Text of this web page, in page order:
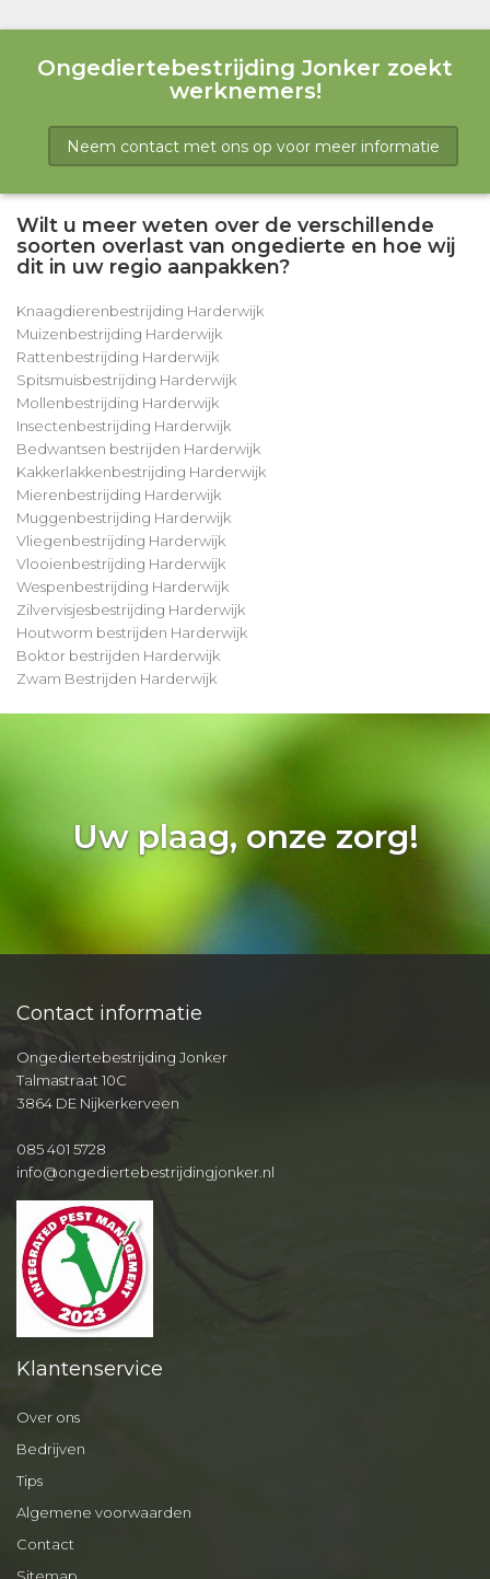
Ongediertebestrijding Jonker zoekt
werknemers!
Neem contact met ons op voor meer informatie
Wilt u meer weten over de verschillende
soorten overlast van ongedierte en hoe wij
dit in uw regio aanpakken?
Knaagdierenbestrijding Harderwijk
Muizenbestrijding Harderwijk
Rattenbestrijding Harderwijk
Spitsmuisbestrijding Harderwijk
Mollenbestrijding Harderwijk
Insectenbestrijding Harderwijk
Bedwantsen bestrijden Harderwijk
Kakkerlakkenbestrijding Harderwijk
Mierenbestrijding Harderwijk
Muggenbestrijding Harderwijk
Vliegenbestrijding Harderwijk
Vlooienbestrijding Harderwijk
Wespenbestrijding Harderwijk
Zilvervisjesbestrijding Harderwijk
Houtworm bestrijden Harderwijk
Boktor bestrijden Harderwijk
Zwam Bestrijden Harderwijk
Uw plaag, onze zorg!
Contact informatie
Ongediertebestrijding Jonker
Talmastraat 10C
3864 DE Nijkerkerveen
085 401 5728
info@ongediertebestrijdingjonker.nl
Klantenservice
Over ons
Bedrijven
Tips
Algemene voorwaarden
Contact